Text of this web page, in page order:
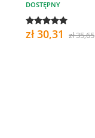
DOSTĘPNY
zł 30,31 zł 35,65